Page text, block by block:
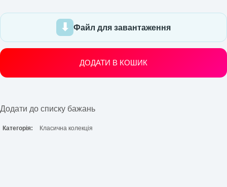
Файл для завантаження
ДОДАТИ В КОШИК
Додати до списку бажань
Категорія: Класична колекція